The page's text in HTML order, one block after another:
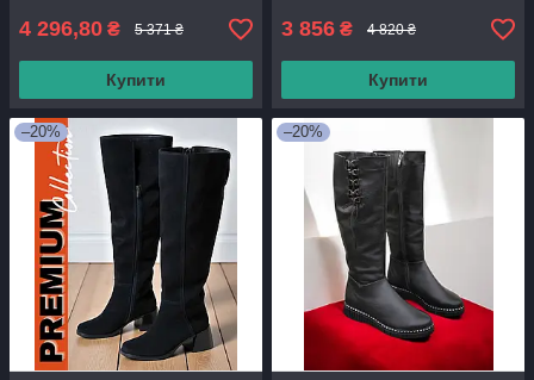
4 296,80 ₴ 5 371 ₴
Купити
3 856 ₴ 4 820 ₴
Купити
–20% –20%